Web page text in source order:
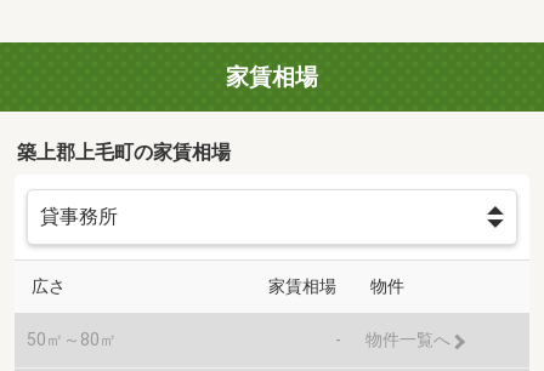
家賃相場
築上郡上毛町の家賃相場
広さ 家賃相場 物件
50㎡～80㎡ - 物件一覧へ